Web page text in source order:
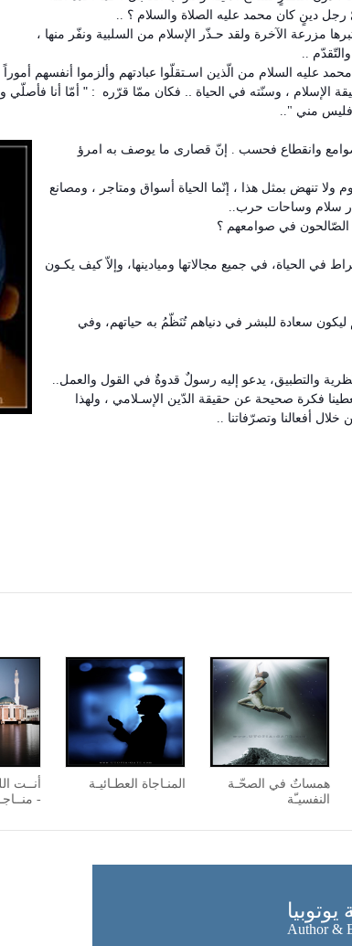
دينٍ كان محمد عليه الصلاة والسلام ؟ ..
مزرعة الآخرة ولقد حـذّر الإسلام من السلبية ونفّر منها ،
..
عليه السلام من الّذين اسـتقلّوا عبادتهم وألزموا أنفسهم أموراً
الإسلام ، وسنّته في الحياة .. فكان ممّا قرّره : " أمّا أنا فأصلّي
فليس مني "..
صوامع وانقطاع فحسب . إنّ قصارى ما يوصف به امرؤ
ولا تنهض بمثل هذا ، إنّما الحياة أسواق ومتاجر ، ومصانع
سلام وساحات حرب..
الصّالحون في صوامعهم ؟
في الحياة، في جميع مجالاتها وميادينها، وإلاّ كيف يكـون
ليكون سعادة للبشر في دنياهم تُنَظّمُ به حياتهم، وفي
والتطبيق، يدعو إليه رسولٌ قدوةٌ في القول والعمل..
فكرة صحيحة عن حقيقة الدّين الإسـلامي ، ولهذا
أفعالنا وتصرّفاتنا ..
أنــت
-
المنـاجاة العطـائيـة
همساتٌ في الصحّـة
النفسيـّة
يوتوبيا
Author &